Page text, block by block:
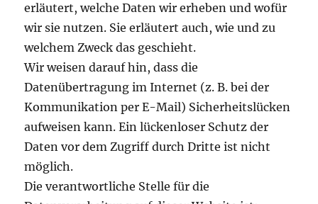
erläutert, welche Daten wir erheben und wofür
wir sie nutzen. Sie erläutert auch, wie und zu
welchem Zweck das geschieht.
Wir weisen darauf hin, dass die
Datenübertragung im Internet (z. B. bei der
Kommunikation per E-Mail) Sicherheitslücken
aufweisen kann. Ein lückenloser Schutz der
Daten vor dem Zugriff durch Dritte ist nicht
möglich.
Die verantwortliche Stelle für die